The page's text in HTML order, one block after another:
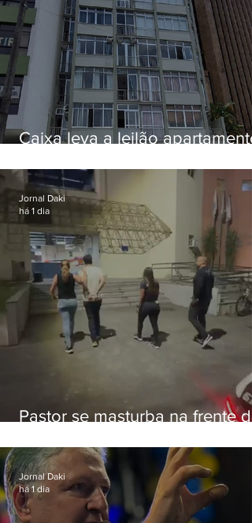
Caixa leva a leilão apartamento
Botafogo
Pastor se masturba na frente de
Jornal Daki
há 1 dia
Jornal Daki
há 1 dia